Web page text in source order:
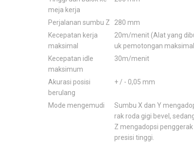
meja kerja
Perjalanan sumbu Z
280 mm
Kecepatan kerja
maksimal
20m/menit (Alat yang
uk pemotongan
Kecepatan idle
maksimum
30m/menit
Akurasi posisi
berulang
+ / - 0,05 mm
Mode mengemudi
Sumbu X dan Y
rak roda gigi bevel,
Z mengadopsi
presisi tinggi.